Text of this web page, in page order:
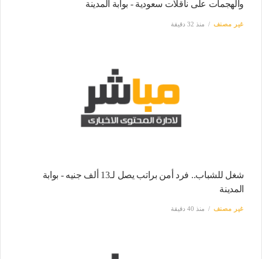
والهجمات على ناقلات سعودية - بوابة المدينة
غير مصنف منذ 32 دقيقة
شغل للشباب.. فرد أمن براتب يصل لـ13 ألف جنيه - بوابة
المدينة
غير مصنف منذ 40 دقيقة